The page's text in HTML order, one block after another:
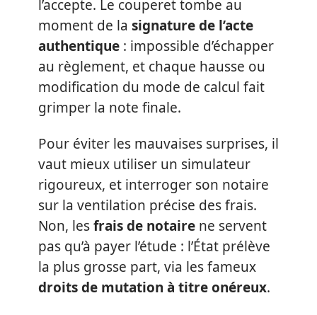
l’accepte. Le couperet tombe au
moment de la signature de l’acte
authentique : impossible d’échapper
au règlement, et chaque hausse ou
modification du mode de calcul fait
grimper la note finale.
Pour éviter les mauvaises surprises, il
vaut mieux utiliser un simulateur
rigoureux, et interroger son notaire
sur la ventilation précise des frais.
Non, lesfrais de notaire ne servent
pas qu’à payer l’étude : l’État prélève
la plus grosse part, via les fameux
droits de mutation à titre onéreux.